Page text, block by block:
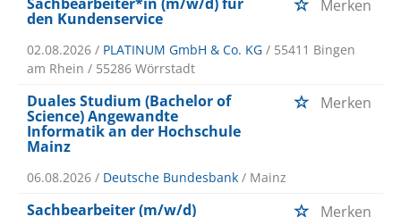
den Kundenservice
Merken
02.08.2026 / PLATINUM GmbH & Co. KG / 55411 Bingen
am Rhein / 55286 Wörrstadt
Duales Studium (Bachelor of
Science) Angewandte
Informatik an der Hochschule
Mainz
Merken
06.08.2026 / Deutsche Bundesbank / Mainz
Sachbearbeiter (m/w/d) Merken